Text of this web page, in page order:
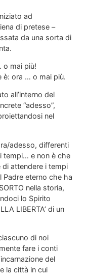
ad
di pretese –
da una sorta di
o mai più!
è: ora … o mai più.
all’interno del
“adesso”,
nel
adesso, differenti
tempi… e non è che
di attendere i tempi
Padre eterno che ha
nella storia,
lo Spirito
LIBERTA’ di un
di noi
fare i conti
del
la città in cui